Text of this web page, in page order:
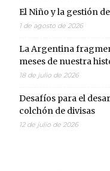
El Niño y la gestión
1 de agosto de 2026
La Argentina
meses de nuestra
18 de julio de 2026
Desafíos para el
colchón de divisas
12 de julio de 2026